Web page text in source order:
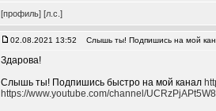
[профиль] [л.с.]
02.08.2021 13:52 Слышь ты! Подпишись на мой
Здарова!
Слышь ты! Подпишись быстро на мой канал
https://www.youtube.com/channel/